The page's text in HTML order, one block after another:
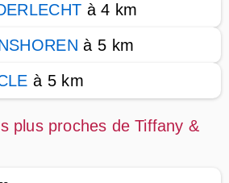
à 4 km
à 5 km
à 5 km
plus proches de Tiffany &